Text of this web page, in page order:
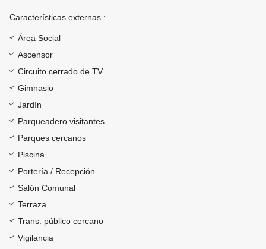
Características externas :
Área Social
Ascensor
Circuito cerrado de TV
Gimnasio
Jardín
Parqueadero visitantes
Parques cercanos
Piscina
Portería / Recepción
Salón Comunal
Terraza
Trans. público cercano
Vigilancia